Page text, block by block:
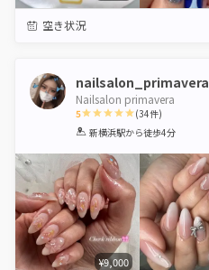
空き状況
nailsalon_primavera
Nailsalon primavera
5
1 2 3 4 5
(34件)
新横浜駅から徒歩4分
¥9,000